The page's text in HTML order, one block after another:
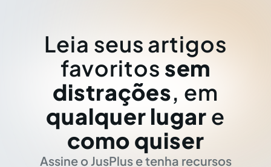
Leia seus artigos
favoritos sem
distrações, em
qualquer lugar e
como quiser
Assine o JusPlus e tenha recursos